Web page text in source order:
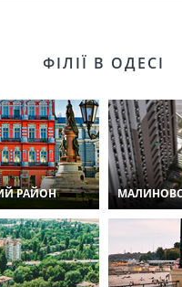
ФІЛІЇ В ОДЕСІ
РАЙОН